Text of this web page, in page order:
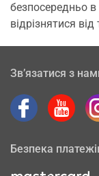
безпосередньо
відрізнятися
Зв’язатися з
Безпека